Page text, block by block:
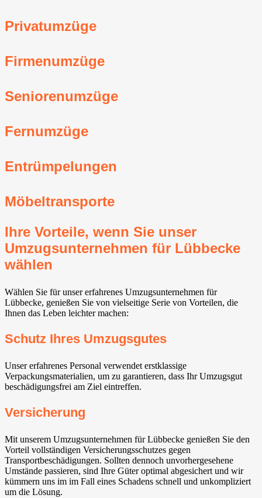
Privatumzüge
Firmenumzüge
Seniorenumzüge
Fernumzüge
Entrümpelungen
Möbeltransporte
Ihre Vorteile, wenn Sie unser
Umzugsunternehmen für Lübbecke
wählen
Wählen Sie für unser erfahrenes Umzugsunternehmen für
Lübbecke, genießen Sie von vielseitige Serie von Vorteilen, die
Ihnen das Leben leichter machen:
Schutz Ihres Umzugsgutes
Unser erfahrenes Personal verwendet erstklassige
Verpackungsmaterialien, um zu garantieren, dass Ihr Umzugsgut
beschädigungsfrei am Ziel eintreffen.
Versicherung
Mit unserem Umzugsunternehmen für Lübbecke genießen Sie den
Vorteil vollständigen Versicherungsschutzes gegen
Transportbeschädigungen. Sollten dennoch unvorhergesehene
Umstände passieren, sind Ihre Güter optimal abgesichert und wir
kümmern uns im im Fall eines Schadens schnell und unkompliziert
um die Lösung.